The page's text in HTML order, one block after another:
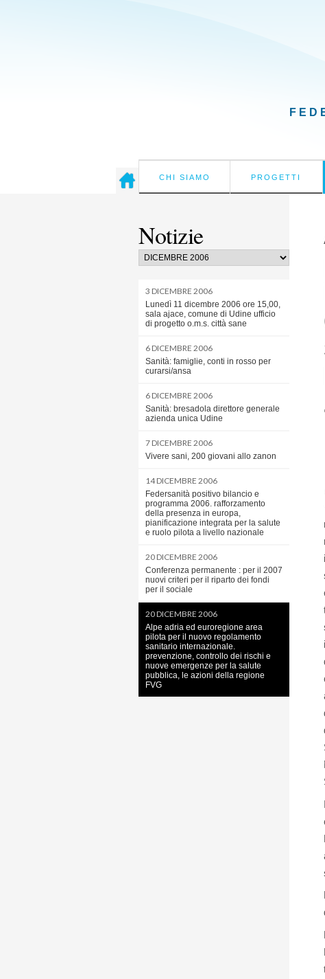
CHI SIAMO PROGETTI
Notizie
3 DICEMBRE 2006
Lunedì 11 dicembre 2006 ore 15,00,
sala ajace, comune di Udine ufficio
di progetto o.m.s. città sane
6 DICEMBRE 2006
Sanità: famiglie, conti in rosso per
curarsi/ansa
6 DICEMBRE 2006
Sanità: bresadola direttore generale
azienda unica Udine
7 DICEMBRE 2006
Vivere sani, 200 giovani allo zanon
14 DICEMBRE 2006
Federsanità positivo bilancio e
programma 2006. rafforzamento
della presenza in europa,
pianificazione integrata per la salute
e ruolo pilota a livello nazionale
20 DICEMBRE 2006
Conferenza permanente : per il 2007
nuovi criteri per il riparto dei fondi
per il sociale
20 DICEMBRE 2006
Alpe adria ed euroregione area
pilota per il nuovo regolamento
sanitario internazionale.
prevenzione, controllo dei rischi e
nuove emergenze per la salute
pubblica, le azioni della regione
FVG